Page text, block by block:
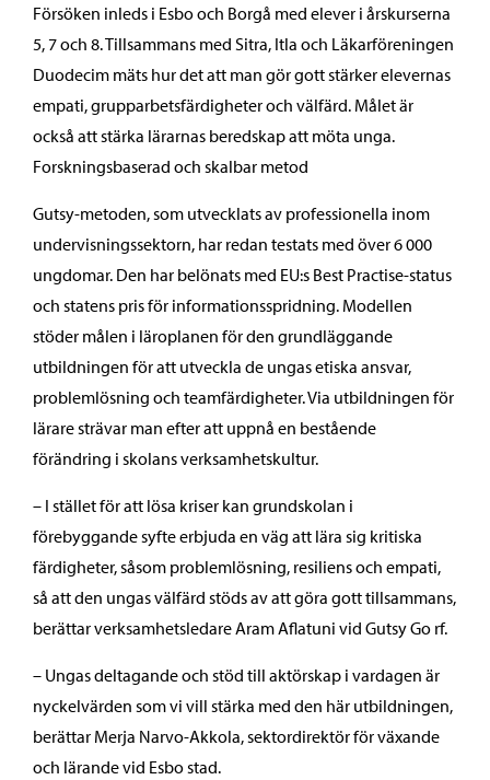
Försöken inleds i Esbo och Borgå med elever i årskurserna
5, 7 och 8. Tillsammans med Sitra, Itla och Läkarföreningen
Duodecim mäts hur det att man gör gott stärker elevernas
empati, grupparbetsfärdigheter och välfärd. Målet är
också att stärka lärarnas beredskap att möta unga.
Forskningsbaserad och skalbar metod
Gutsy-metoden, som utvecklats av professionella inom
undervisningssektorn, har redan testats med över 6 000
ungdomar. Den har belönats med EU:s Best Practise-status
och statens pris för informationsspridning. Modellen
stöder målen i läroplanen för den grundläggande
utbildningen för att utveckla de ungas etiska ansvar,
problemlösning och teamfärdigheter. Via utbildningen för
lärare strävar man efter att uppnå en bestående
förändring i skolans verksamhetskultur.
– I stället för att lösa kriser kan grundskolan i
förebyggande syfte erbjuda en väg att lära sig kritiska
färdigheter, såsom problemlösning, resiliens och empati,
så att den ungas välfärd stöds av att göra gott tillsammans,
berättar verksamhetsledare Aram Aflatuni vid Gutsy Go rf.
– Ungas deltagande och stöd till aktörskap i vardagen är
nyckelvärden som vi vill stärka med den här utbildningen,
berättar Merja Narvo-Akkola, sektordirektör för växande
och lärande vid Esbo stad.